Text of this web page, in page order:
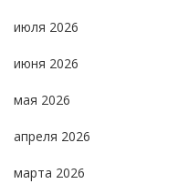
июля 2026
июня 2026
мая 2026
апреля 2026
марта 2026